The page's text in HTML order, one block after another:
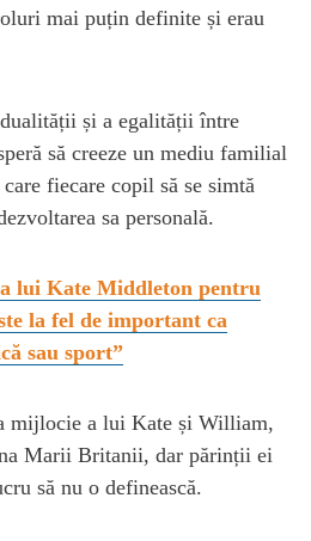
mai puțin definite și erau
și a egalității între
să creeze un mediu familial
fiecare copil să se simtă
sa personală.
lui Kate Middleton pentru
la fel de important ca
sau sport”
mijlocie a lui Kate și William,
Marii Britanii, dar părinții ei
să nu o definească.